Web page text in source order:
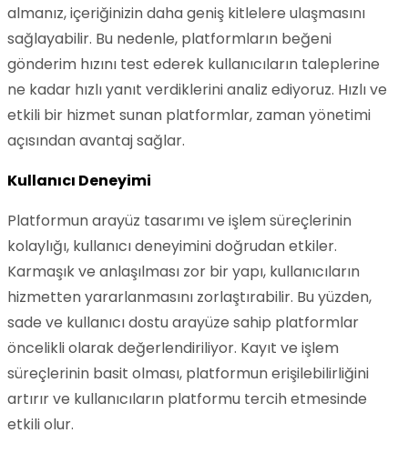
almanız, içeriğinizin daha geniş kitlelere ulaşmasını
sağlayabilir. Bu nedenle, platformların beğeni
gönderim hızını test ederek kullanıcıların taleplerine
ne kadar hızlı yanıt verdiklerini analiz ediyoruz. Hızlı ve
etkili bir hizmet sunan platformlar, zaman yönetimi
açısından avantaj sağlar.
Kullanıcı Deneyimi
Platformun arayüz tasarımı ve işlem süreçlerinin
kolaylığı, kullanıcı deneyimini doğrudan etkiler.
Karmaşık ve anlaşılması zor bir yapı, kullanıcıların
hizmetten yararlanmasını zorlaştırabilir. Bu yüzden,
sade ve kullanıcı dostu arayüze sahip platformlar
öncelikli olarak değerlendiriliyor. Kayıt ve işlem
süreçlerinin basit olması, platformun erişilebilirliğini
artırır ve kullanıcıların platformu tercih etmesinde
etkili olur.